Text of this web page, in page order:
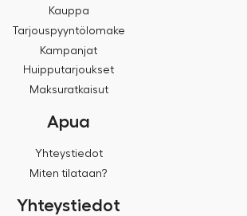
Kauppa
Tarjouspyyntölomake
Kampanjat
Huipputarjoukset
Maksuratkaisut
Apua
Yhteystiedot
Miten tilataan?
Yhteystiedot